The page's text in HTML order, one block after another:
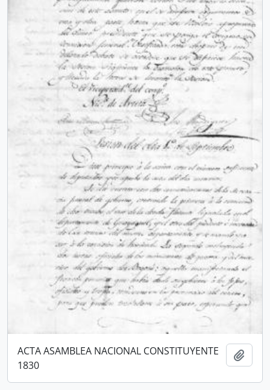
ACTA ASAMBLEA NACIONAL CONSTITUYENTE
1830